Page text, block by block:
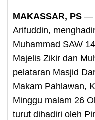
MAKASSAR, PS —
Arifuddin,
Muhammad SAW
Majelis Zikir dan
pelataran Masjid
Makam Pahlawan,
Minggu malam 26
turut dihadiri oleh